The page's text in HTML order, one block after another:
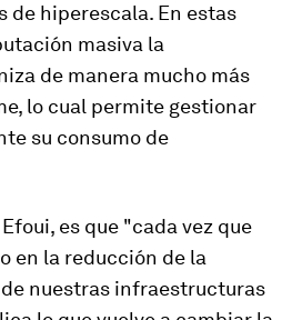
hiperescala. En estas
masiva la
de manera mucho más
lo cual permite gestionar
su consumo de
es que "cada vez que
en la reducción de la
nuestras infraestructuras